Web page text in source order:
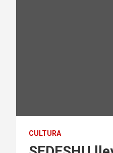
CULTURA